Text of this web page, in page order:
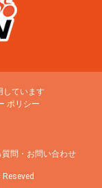
しています
ポリシー
質問・お問い合わせ